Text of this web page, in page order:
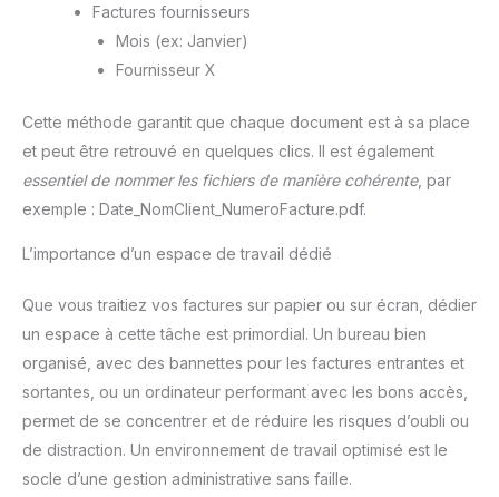
Factures fournisseurs
Mois (ex: Janvier)
Fournisseur X
Cette méthode garantit que chaque document est à sa place
et peut être retrouvé en quelques clics. Il est également
essentiel de nommer les fichiers de manière cohérente, par
exemple : Date_NomClient_NumeroFacture.pdf.
L’importance d’un espace de travail dédié
Que vous traitiez vos factures sur papier ou sur écran, dédier
un espace à cette tâche est primordial. Un bureau bien
organisé, avec des bannettes pour les factures entrantes et
sortantes, ou un ordinateur performant avec les bons accès,
permet de se concentrer et de réduire les risques d’oubli ou
de distraction. Un environnement de travail optimisé est le
socle d’une gestion administrative sans faille.